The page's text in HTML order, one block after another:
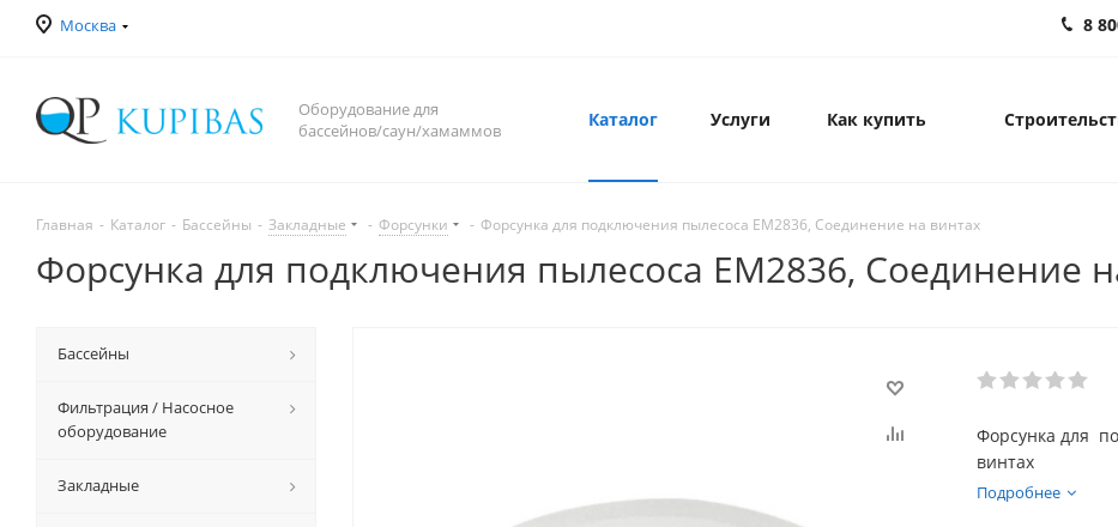
Москва 8
Оборудование для
бассейнов/саун/хамаммов
Каталог Услуги Как купить
Главная - Каталог - Бассейны - Закладные - Форсунки - Форсунка для подключения пылесоса EM2836, Соединение на винтах
Форсунка для подключения пылесоса EM2836, Соединение
Форсунка для
винтах
Подробнее
Бассейны
Фильтрация / Насосное
оборудование
Закладные